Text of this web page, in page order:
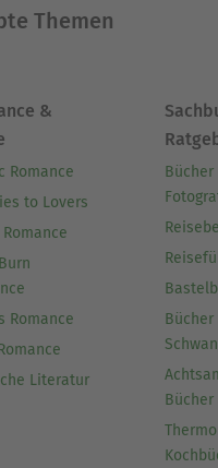
Themen
&
Romance
to Lovers
Romance
Literatur
Bücher
Bücher